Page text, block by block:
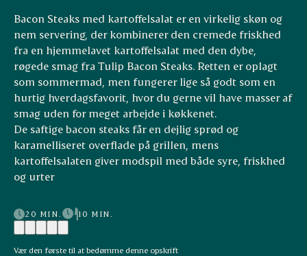
Bacon Steaks med kartoffelsalat er en virkelig skøn og
nem servering, der kombinerer den cremede friskhed
fra en hjemmelavet kartoffelsalat med den dybe,
røgede smag fra Tulip Bacon Steaks. Retten er oplagt
som sommermad, men fungerer lige så godt som en
hurtig hverdagsfavorit, hvor du gerne vil have masser af
smag uden for meget arbejde i køkkenet.
De saftige bacon steaks får en dejlig sprød og
karamelliseret overflade på grillen, mens
kartoffelsalaten giver modspil med både syre, friskhed
og urter
20 MIN. 10 MIN.
Vær den første til at bedømme denne opskrift